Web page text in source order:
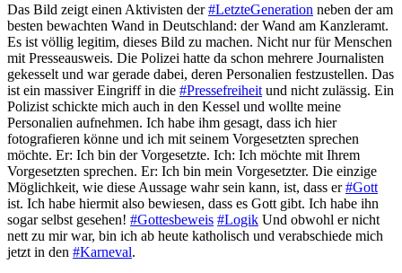
Das Bild zeigt einen Aktivisten der#LetzteGeneration neben der am
besten bewachten Wand in Deutschland: der Wand am Kanzleramt.
Es ist völlig legitim, dieses Bild zu machen. Nicht nur für Menschen
mit Presseausweis. Die Polizei hatte da schon mehrere Journalisten
gekesselt und war gerade dabei, deren Personalien festzustellen. Das
ist ein massiver Eingriff in die #Pressefreiheit und nicht zulässig. Ein
Polizist schickte mich auch in den Kessel und wollte meine
Personalien aufnehmen. Ich habe ihm gesagt, dass ich hier
fotografieren könne und ich mit seinem Vorgesetzten sprechen
möchte. Er: Ich bin der Vorgesetzte. Ich: Ich möchte mit Ihrem
Vorgesetzten sprechen. Er: Ich bin mein Vorgesetzter. Die einzige
Möglichkeit, wie diese Aussage wahr sein kann, ist, dass er#Gott
ist. Ich habe hiermit also bewiesen, dass es Gott gibt. Ich habe ihn
sogar selbst gesehen! #Gottesbeweis #Logik Und obwohl er nicht
nett zu mir war, bin ich ab heute katholisch und verabschiede mich
jetzt in den #Karneval.